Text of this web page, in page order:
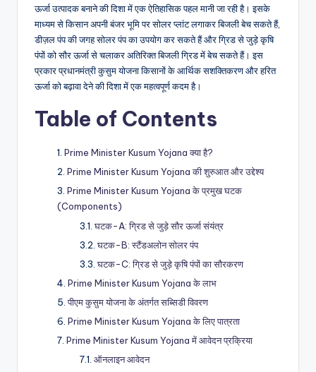
ऊर्जा उत्पादक बनाने की दिशा में एक ऐतिहासिक पहल मानी जा रही है। इसके
माध्यम से किसान अपनी बंजर भूमि पर सोलर प्लांट लगाकर बिजली बेच सकते हैं,
डीज़ल पंप की जगह सोलर पंप का उपयोग कर सकते हैं और ग्रिड से जुड़े कृषि
पंपों को सौर ऊर्जा से चलाकर अतिरिक्त बिजली ग्रिड में बेच सकते हैं। इस
प्रकार प्रधानमंत्री कुसुम योजना किसानों के आर्थिक सशक्तिकरण और हरित
ऊर्जा को बढ़ावा देने की दिशा में एक महत्वपूर्ण कदम है।
Table of Contents
Prime Minister Kusum Yojana क्या है?
Prime Minister Kusum Yojana की शुरुआत और उद्देश्य
Prime Minister Kusum Yojana के प्रमुख घटक
(Components)
घटक-A: ग्रिड से जुड़े सौर ऊर्जा संयंत्र
घटक-B: स्टैंडअलोन सोलर पंप
घटक-C: ग्रिड से जुड़े कृषि पंपों का सौरकरण
Prime Minister Kusum Yojana के लाभ
पीएम कुसुम योजना के अंतर्गत सब्सिडी विवरण
Prime Minister Kusum Yojana के लिए पात्रता
Prime Minister Kusum Yojana में आवेदन प्रक्रिया
ऑनलाइन आवेदन